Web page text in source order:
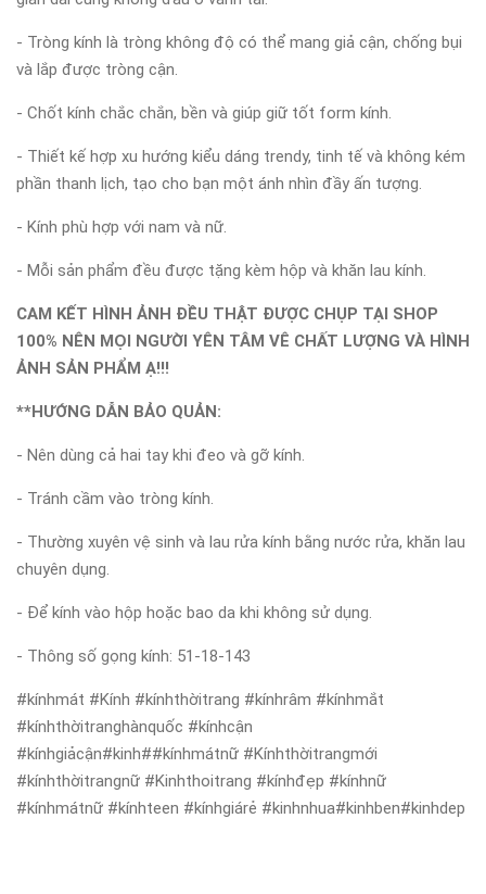
- Tròng kính là tròng không độ có thể mang giả cận, chống bụi
và lắp được tròng cận.
- Chốt kính chắc chắn, bền và giúp giữ tốt form kính.
- Thiết kế hợp xu hướng kiểu dáng trendy, tinh tế và không kém
phần thanh lịch, tạo cho bạn một ánh nhìn đầy ấn tượng.
- Kính phù hợp với nam và nữ.
- Mỗi sản phẩm đều được tặng kèm hộp và khăn lau kính.
CAM KẾT HÌNH ẢNH ĐỀU THẬT ĐƯỢC CHỤP TẠI SHOP
100% NÊN MỌI NGƯỜI YÊN TÂM VÊ CHẤT LƯỢNG VÀ HÌNH
ẢNH SẢN PHẨM Ạ!!!
**HƯỚNG DẪN BẢO QUẢN:
- Nên dùng cả hai tay khi đeo và gỡ kính.
- Tránh cầm vào tròng kính.
- Thường xuyên vệ sinh và lau rửa kính bằng nước rửa, khăn lau
chuyên dụng.
- Để kính vào hộp hoặc bao da khi không sử dụng.
- Thông số gọng kính: 51-18-143
#kínhmát #Kính #kínhthờitrang #kínhrâm #kínhmắt
#kínhthờitranghànquốc #kínhcận
#kínhgiảcận#kinh##kínhmátnữ #Kínhthờitrangmới
#kínhthờitrangnữ #Kinhthoitrang #kínhđẹp #kínhnữ
#kínhmátnữ #kínhteen #kínhgiárẻ #kinhnhua#kinhben#kinhdep